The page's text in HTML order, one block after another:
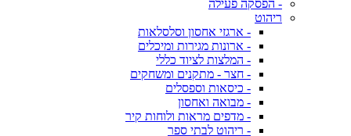
- הפסקה פעילה
ריהוט
- ארגזי אחסון וסלסלאות
- ארונות מגירות ומיכלים
- המלצות לציוד כללי
- חצר - מתקנים ומשחקים
- כיסאות וספסלים
- מבואה ואחסון
- מדפים מראות ולוחות קיר
- ריהוט לבתי ספר